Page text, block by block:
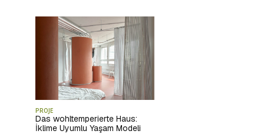
PROJE
Das wohltemperierte Haus:
İklime Uyumlu Yaşam Modeli